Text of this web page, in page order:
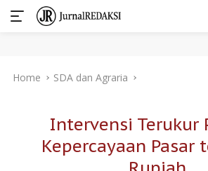
Home SDA dan Agraria
Intervensi Terukur
Kepercayaan Pasar